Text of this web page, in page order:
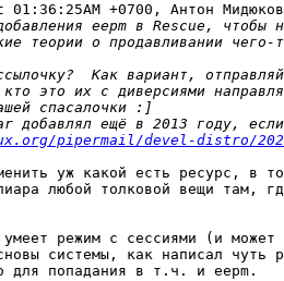
+0700, Антон
pipermail/devel-distro/
уж какой есть ресурс, в
любой толковой вещи там,
режим с сессиями (и может
системы, как написал чуть
для попадания в т.ч. и eepm.